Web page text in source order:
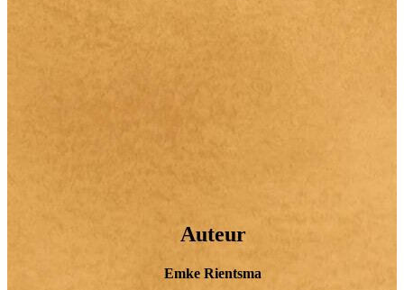
Auteur
Emke Rientsma